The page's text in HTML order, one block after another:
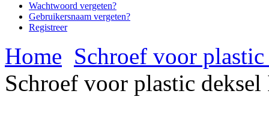
Wachtwoord vergeten?
Gebruikersnaam vergeten?
Registreer
Home Schroef voor
Schroef voor plastic